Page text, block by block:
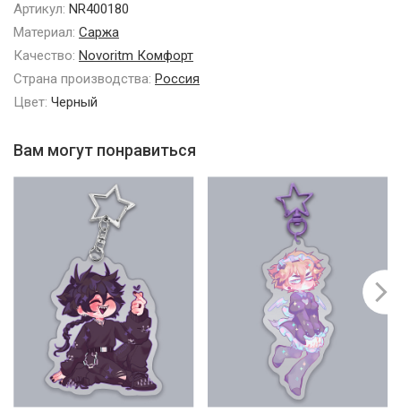
Артикул: NR400180
Материал: Саржа
Качество: Novoritm Комфорт
Страна производства: Россия
Цвет: Черный
Вам могут понравиться